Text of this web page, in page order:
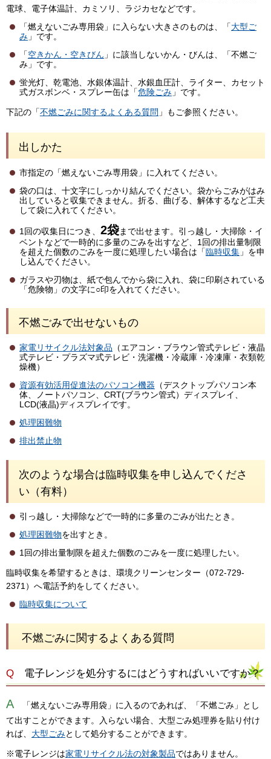
電球、電子体温計、カミソリ、ラジカセなどです。
「燃えないごみ専用袋」に入らない大きさのものは、「大型ご
み 」です。
「空きかん・空きびん 」に該当しないかん・びんは、「不燃ご
み」です。
蛍光灯、乾電池、水銀体温計、水銀血圧計、ライター、カセット
式ガスボンベ・スプレー缶は「危険ごみ 」です。
下記の「不燃ごみに関するよくある質問 」もご参照ください。
出しかた
市指定の「燃えないごみ専用袋」に入れてください。
袋の口は、十文字にしっかり結んでください。袋からごみがはみ
出していると収集できません。折る、曲げる、解体するなど工夫
して袋に入れてください。
1回の収集日につき、 2袋まで出せます。引っ越し・大掃除・イ
ベントなどで一時的に多量のごみを出すなど、1回の排出量制限
を超えた個数のごみを一度に処理したい場合は「臨時収集 」を申
し込んでください。
ガラスや刃物は、紙で包んでから袋に入れ、袋に印刷されている
「危険物」の文字に○印を入れてください。
不燃ごみで出せないもの
家電リサイクル法対象品 （エアコン・ブラウン管式テレビ・液晶
式テレビ・プラズマ式テレビ・洗濯機・冷蔵庫・冷凍庫・衣類乾
燥機）
資源有効活用促進法のパソコン機器 （デスクトップパソコン本
体、ノートパソコン、CRT(ブラウン管式）ディスプレイ、
LCD(液晶)ディスプレイです。
処理困難物
排出禁止物
次のような場合は臨時収集を申し込んでくださ
い（有料）
引っ越し・大掃除などで一時的に多量のごみが出たとき。
処理困難物を出すとき。
1回の排出量制限を超えた個数のごみを一度に処理したい。
臨時収集を希望するときは、環境クリーンセンター（072-729-
2371）へ電話予約をしてください。
臨時収集について
不燃ごみに関するよくある質問
Q 電子レンジを処分するにはどうすればいいですか？
A 「燃えないごみ専用袋」に入るのであれば、「不燃ごみ」とし
て出すことができます。入らない場合、大型ごみ処理券を貼り付け
れば、 大型ごみとして処分することができます。
※電子レンジは家電リサイクル法の対象製品ではありません。